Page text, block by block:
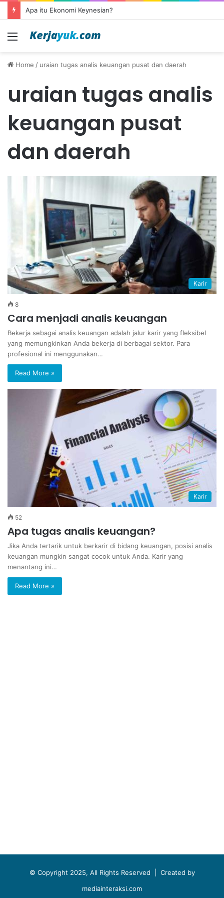
Apa itu Ekonomi Keynesian?
Menu
Home / uraian tugas analis keuangan pusat dan daerah
uraian tugas analis
keuangan pusat
dan daerah
Karir
8
Cara menjadi analis keuangan
Bekerja sebagai analis keuangan adalah jalur karir yang fleksibel
yang memungkinkan Anda bekerja di berbagai sektor. Para
profesional ini menggunakan…
Read More »
Karir
52
Apa tugas analis keuangan?
Jika Anda tertarik untuk berkarir di bidang keuangan, posisi analis
keuangan mungkin sangat cocok untuk Anda. Karir yang
menantang ini…
Read More »
© Copyright 2025, All Rights Reserved | Created by
mediainteraksi.com